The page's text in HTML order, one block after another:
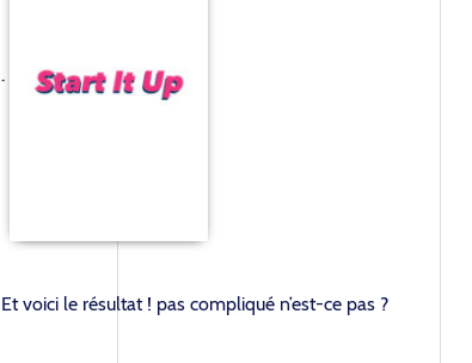
.
Et voici le résultat ! pas compliqué n’est-ce pas ?